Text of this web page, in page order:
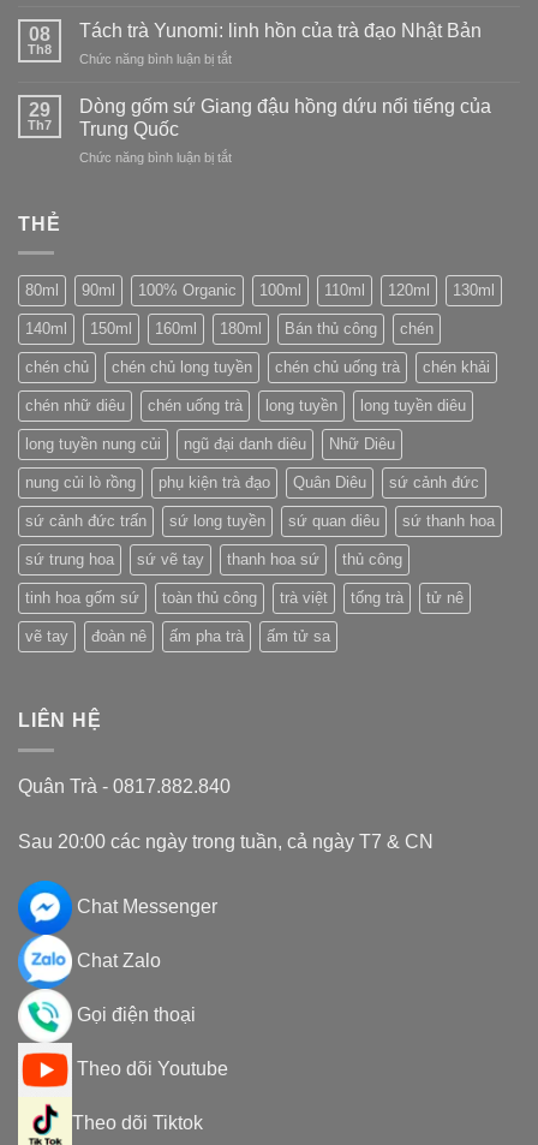
hảo
sứ
nghĩa
con
trên
bánh
08
Th8
Tách trà Yunomi: linh hồn của trà đạo Nhật Bản
Chức năng bình luận bị tắtở
Yunomi:
hồn
29
Th7
Dòng gốm sứ Giang đậu hồng dứu nổi tiếng của
Trung Quốc
Chức năng bình luận bị tắtở
hồng
dứu
nổi
của
Trung
Quốc
THẺ
80ml 90ml 100% Organic 100ml 110ml 120ml 130ml
140ml 150ml 160ml 180ml Bán thủ công chén
chén chủ chén chủ long tuyền chén chủ uống trà chén khải
chén nhữ diêu chén uống trà long tuyền long tuyền diêu
long tuyền nung củi ngũ đại danh diêu Nhữ Diêu
nung củi lò rồng phụ kiện trà đạo Quân Diêu sứ cảnh đức
sứ cảnh đức trấn sứ long tuyền sứ quan diêu sứ thanh hoa
sứ trung hoa sứ vẽ tay thanh hoa sứ thủ công
tinh hoa gốm sứ toàn thủ công trà việt tống trà tử nê
vẽ tay đoàn nê ấm pha trà ấm tử sa
LIÊN HỆ
Quân Trà - 0817.882.840
Sau 20:00 các ngày trong tuần, cả ngày T7 & CN
Chat Messenger
Chat Zalo
Gọi điện thoại
Theo dõi Youtube
Theo dõi Tiktok